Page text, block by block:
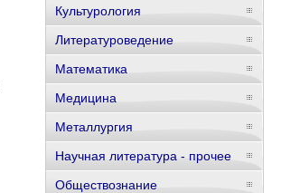
Культурология
Литературоведение
Математика
Медицина
Металлургия
Научная литература - прочее
Обществознание